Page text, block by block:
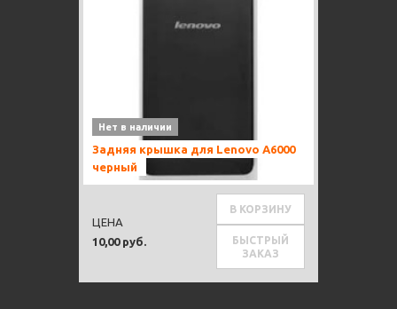
Нет в наличии
Задняя крышка для Lenovo A6000
черный
10,00 руб.
ЦЕНА
В КОРЗИНУ
БЫСТРЫЙ
ЗАКАЗ